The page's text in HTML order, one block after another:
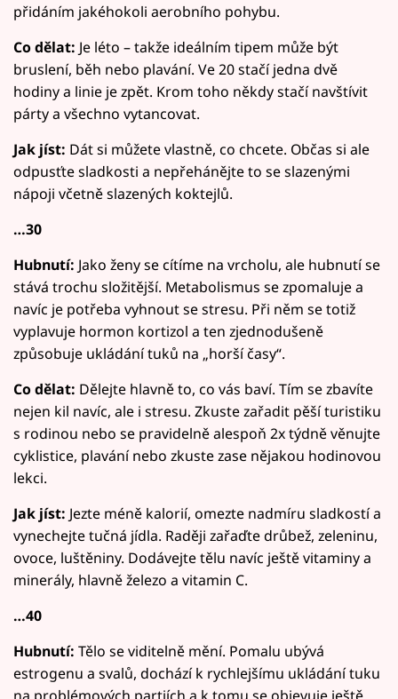
přidáním jakéhokoli aerobního pohybu.
Co dělat: Je léto – takže ideálním tipem může být
bruslení, běh nebo plavání. Ve 20 stačí jedna dvě
hodiny a linie je zpět. Krom toho někdy stačí navštívit
párty a všechno vytancovat.
Jak jíst: Dát si můžete vlastně, co chcete. Občas si ale
odpusťte sladkosti a nepřehánějte to se slazenými
nápoji včetně slazených koktejlů.
…30
Hubnutí: Jako ženy se cítíme na vrcholu, ale hubnutí se
stává trochu složitější. Metabolismus se zpomaluje a
navíc je potřeba vyhnout se stresu. Při něm se totiž
vyplavuje hormon kortizol a ten zjednodušeně
způsobuje ukládání tuků na „horší časy“.
Co dělat: Dělejte hlavně to, co vás baví. Tím se zbavíte
nejen kil navíc, ale i stresu. Zkuste zařadit pěší turistiku
s rodinou nebo se pravidelně alespoň 2x týdně věnujte
cyklistice, plavání nebo zkuste zase nějakou hodinovou
lekci.
Jak jíst: Jezte méně kalorií, omezte nadmíru sladkostí a
vynechejte tučná jídla. Raději zařaďte drůbež, zeleninu,
ovoce, luštěniny. Dodávejte tělu navíc ještě vitaminy a
minerály, hlavně železo a vitamin C.
…40
Hubnutí: Tělo se viditelně mění. Pomalu ubývá
estrogenu a svalů, dochází k rychlejšímu ukládání tuku